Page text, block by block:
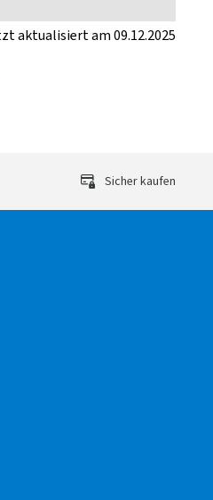
aktualisiert am 09.12.2025
Sicher kaufen